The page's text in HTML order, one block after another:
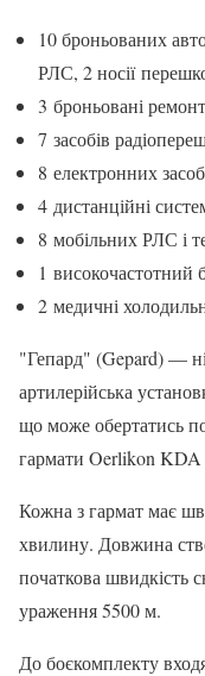
10 броньованих
РЛС, 2 носії
3 броньовані
7 засобів
8 електронних
4 дистанційні
8 мобільних РЛС і
1 високочастотний
2 медичні
"Гепард" (Gepard) —
артилерійська
що може обертатись
гармати Oerlikon KDA
Кожна з гармат має
хвилину. Довжина
початкова швидкість
ураження 5500 м.
До боєкомплекту